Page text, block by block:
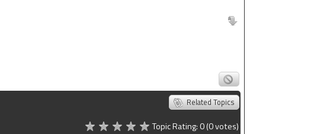
Related Topics
Topic Rating:0(0votes)